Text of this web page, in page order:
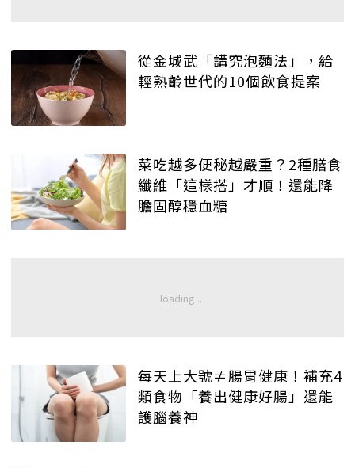
從金城武「講究泡麵法」，給
輕熟齡世代的10個飲食提案
菜吃越多便秘越嚴重？2種膳食
纖維「這樣搭」才順！還能降
膽固醇穩血糖
每天上大號≠腸胃健康！補充4
類食物「養出健康好腸」還能
護腦養神